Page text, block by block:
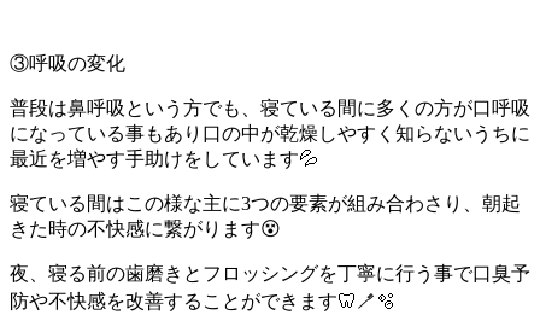
③呼吸の変化
普段は鼻呼吸という方でも、寝ている間に多くの方が口呼吸
になっている事もあり口の中が乾燥しやすく知らないうちに
最近を増やす手助けをしています💦
寝ている間はこの様な主に3つの要素が組み合わさり、朝起
きた時の不快感に繋がります😵
夜、寝る前の歯磨きとフロッシングを丁寧に行う事で口臭予
防や不快感を改善することができます🦷🪥🫧